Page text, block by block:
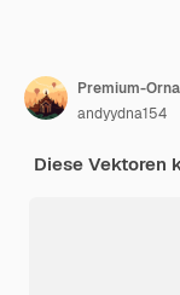
andyydna154
Diese Vektoren